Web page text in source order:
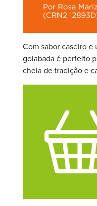
Com sabor caseiro
goiabada é perfeito
cheia de tradição e